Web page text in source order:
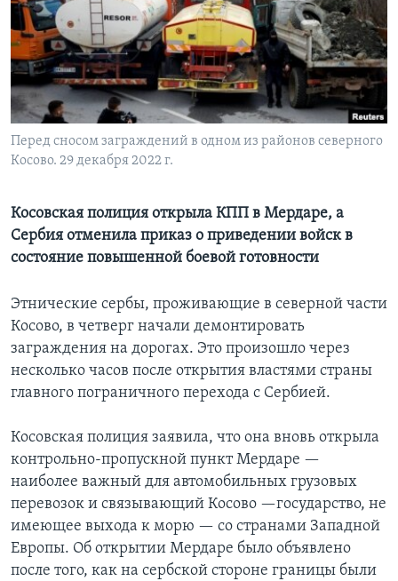
Learning English
СОЦИАЛЬНЫЕ СЕТИ
Языки
Перед сносом заграждений в одном из районов северного
Косово. 29 декабря 2022 г.
Косовская полиция открыла КПП в Мердаре, а
Cербия отменила приказ о приведении войск в
состояние повышенной боевой готовности
Этнические сербы, проживающие в северной части
Косово, в четверг начали демонтировать
заграждения на дорогах. Это произошло через
несколько часов после открытия властями страны
главного пограничного перехода с Сербией.
Косовская полиция заявила, что она вновь открыла
контрольно-пропускной пункт Мердаре —
наиболее важный для автомобильных грузовых
перевозок и связывающий Косово —государство, не
имеющее выхода к морю — со странами Западной
Европы. Об открытии Мердаре было объявлено
после того, как на сербской стороне границы были